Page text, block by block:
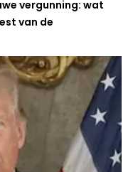
vergunning: wat
van de